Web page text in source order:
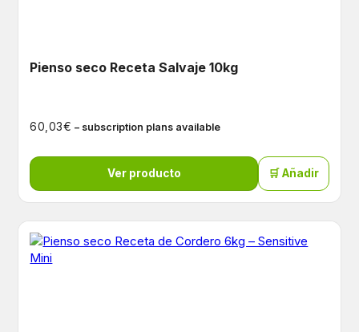
Pienso seco Receta Salvaje 10kg
60,03€ – subscription plans available
Ver producto 🛒 Añadir